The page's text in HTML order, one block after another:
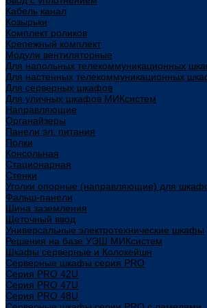
Кабель канал
Козырьки
Комплект роликов
Крепежный комплект
Модули вентиляторные
Для напольных телекоммуникационных
Для настенных телекоммуникационных
Для серверных шкафов
Для уличных шкафов МИКсистем
Направляющие
Органайзеры
Панели эл. питания
Полки
Консольная
Стационарная
Стенки
Уголки опорные (направляющие) для
Фальш-панели
Шина заземления
Щеточный ввод
Универсальные электротехнические шкафы
Решения на базе УЭШ МИКсистем
Шкафы серверные и Колокейшн
Серверные шкафы серия PRO
Серия PRO 42U
Серия PRO 47U
Серия PRO 48U